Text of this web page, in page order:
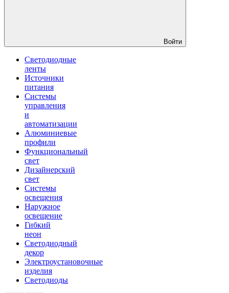
Войти
Светодиодные
ленты
Источники
питания
Системы
управления
и
автоматизации
Алюминиевые
профили
Функциональный
свет
Дизайнерский
свет
Системы
освещения
Наружное
освещение
Гибкий
неон
Светодиодный
декор
Электроустановочные
изделия
Светодиоды